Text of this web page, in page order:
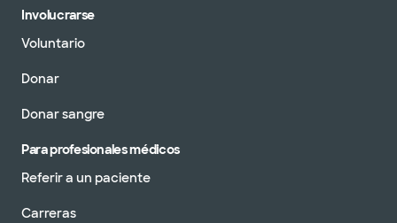
Involucrarse
Voluntario
Donar
Donar sangre
Para profesionales médicos
Referir a un paciente
Carreras